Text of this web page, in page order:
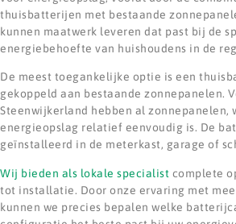
thuisbatterijen met bestaande
kunnen maatwerk leveren dat past bij de
energiebehoefte van huishoudens in de
De meest toegankelijke optie is een
gekoppeld aan bestaande zonnepanelen.
Steenwijkerland hebben al zonnepanelen,
energieopslag relatief eenvoudig is. De
geïnstalleerd in de meterkast, garage of
Wij bieden als lokale specialist complete
tot installatie. Door onze ervaring met
kunnen we precies bepalen welke